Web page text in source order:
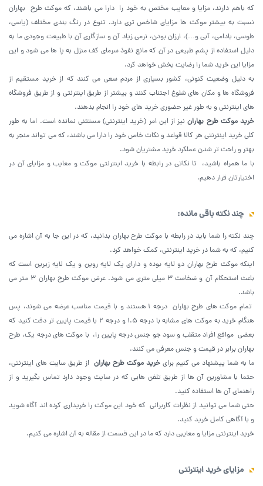
که باهم دارند، مزایا و معایب مختص به خود را دارا می باشند، که موکت طرح بهاران
نسبت به بیشتر موکت ها مزایای شاخص تری دارد. تنوع در رنگ بندی مختلف (یاسی،
طوسی، بادامی، آبی و…)، ارزان بودن، نرمی زیاد آن و سازگاری آن با طبیعت وجودی ما به
دلیل استفاده از پشم طبیعی در آن که مانع نفوذ سرمای کف منزل به پا ها می شود و این
مزایا این خرید شما را رضایت بخش خواهد کرد.
به دلیل وضعیت کنونی، کشور بسیاری از مردم سعی می کنند که از خرید مستقیم از
فروشگاه ها و مکان های شلوغ اجتناب کنند و بیشتر از طریق اینترنتی و از طریق فروشگاه
های اینترنتی و به طور غیر حضوری خرید های خود را انجام بدهند.
خرید موکت طرح بهاراننیز از این امر (خرید اینترنتی) مستثنی نمانده است. اما به طور
کلی خرید اینترنتی هر کالا قواعد و نکات خاص خود را دارا می باشند، که می تواند منجر به
بهتر و راحت تر شدن عملکرد خرید مشتریان شود.
با ما همراه باشید، تا نکاتی در رابطه با خرید اینترنتی موکت و معایب و مزایای آن در
اختیارتان قرار دهیم.
چند نکته باقی مانده:
چند نکته را شما باید در رابطه با موکت طرح بهاران بدانید، که در این جا به آن اشاره می
کنیم، که به شما در خرید اینترنتی، کمک خواهد کرد.
اینکه موکت طرح بهاران دو لایه بوده و دارای یک لایه روین و یک لایه زیرین است که
باعث استحکام آن و ضخامت ۳ میلی متری می شود. عرض موکت طرح بهاران ۳ متر می
باشد.
تمام موکت های طرح بهاران درجه ۱ هستند و با قیمت مناسب عرضه می شوند، پس
هنگام خرید به موکت‌ های مشابه با درجه ۱.۵ و درجه ۲ با قیمت پایین تر دقت کنید که
بعضی مواقع افراد متقلب و سود جو جنس درجه پایین را، با موکت های درجه یک، طرح
بهاران برابر در قیمت و جنس معرفی می کنند.
ما به شما پیشنهاد می کنیم برای خرید موکت طرح بهاران از طریق سایت های اینترنتی،
حتما با مشاورین آن ها از طریق تلفن هایی که در سایت وجود دارد تماس بگیرید و از
راهنمای آن ها استفاده کنید.
حتی شما می توانید از نظرات کاربرانی که خود این موکت را خریداری کرده اند آگاه شوید
و با آگاهی کامل خرید کنید.
خرید اینترنتی مزایا و معایبی دارد که ما در این قسمت از مقاله به آن اشاره می کنیم.
مزایای خرید اینترنتی